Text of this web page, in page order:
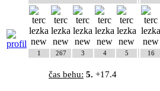
1 267 3 4 5 16
čas behu: 5. +17.4